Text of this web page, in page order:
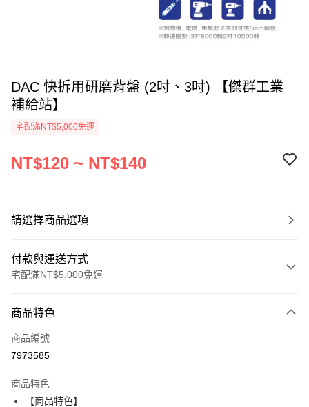
DAC 快拆用研磨背盤 (2吋、3吋) 【傑群工業
補給站】
宅配滿NT$5,000免運
NT$120 ~ NT$140
請選擇商品選項
付款與運送方式
宅配滿NT$5,000免運
信用卡一次付款
超商取貨付款
Apple Pay
商品特色
商品編號
7973585
商品特色
【商品特色】